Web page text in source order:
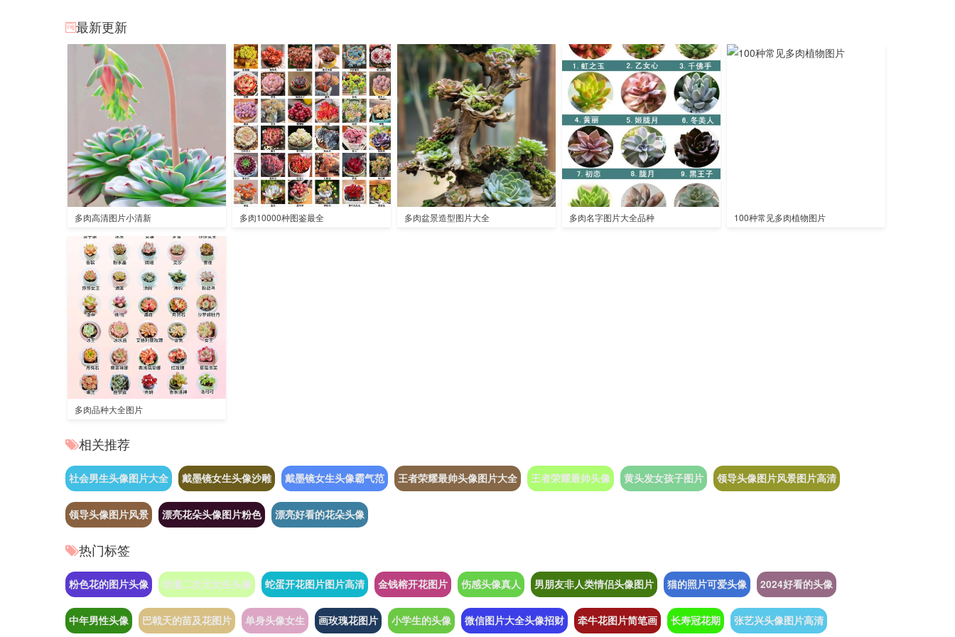
最新更新
多肉高清图片小清新 多肉10000种图鉴最全 多肉盆景造型图片大全 多肉名字图片大全品种 100种常见多肉植物图片
多肉品种大全图片
相关推荐
社会男生头像图片大全 戴墨镜女生头像沙雕 戴墨镜女生头像霸气范 王者荣耀最帅头像图片大全 王者荣耀最帅头像 黄头发女孩子图片 领导头像图片风景图片高清
领导头像图片风景 漂亮花朵头像图片粉色 漂亮好看的花朵头像
热门标签
粉色花的图片头像 动漫二次元女生头像 蛇蛋开花图片图片高清 金钱榕开花图片 伤感头像真人 男朋友非人类情侣头像图片 猫的照片可爱头像 2024好看的头像
中年男性头像 巴戟天的苗及花图片 单身头像女生 画玫瑰花图片 小学生的头像 微信图片大全头像招财 牵牛花图片简笔画 长寿冠花期 张艺兴头像图片高清